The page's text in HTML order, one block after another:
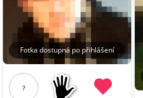
Fotka dostupná po přihlášení
?